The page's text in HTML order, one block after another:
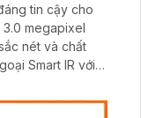
tin cậy cho
nét và chất